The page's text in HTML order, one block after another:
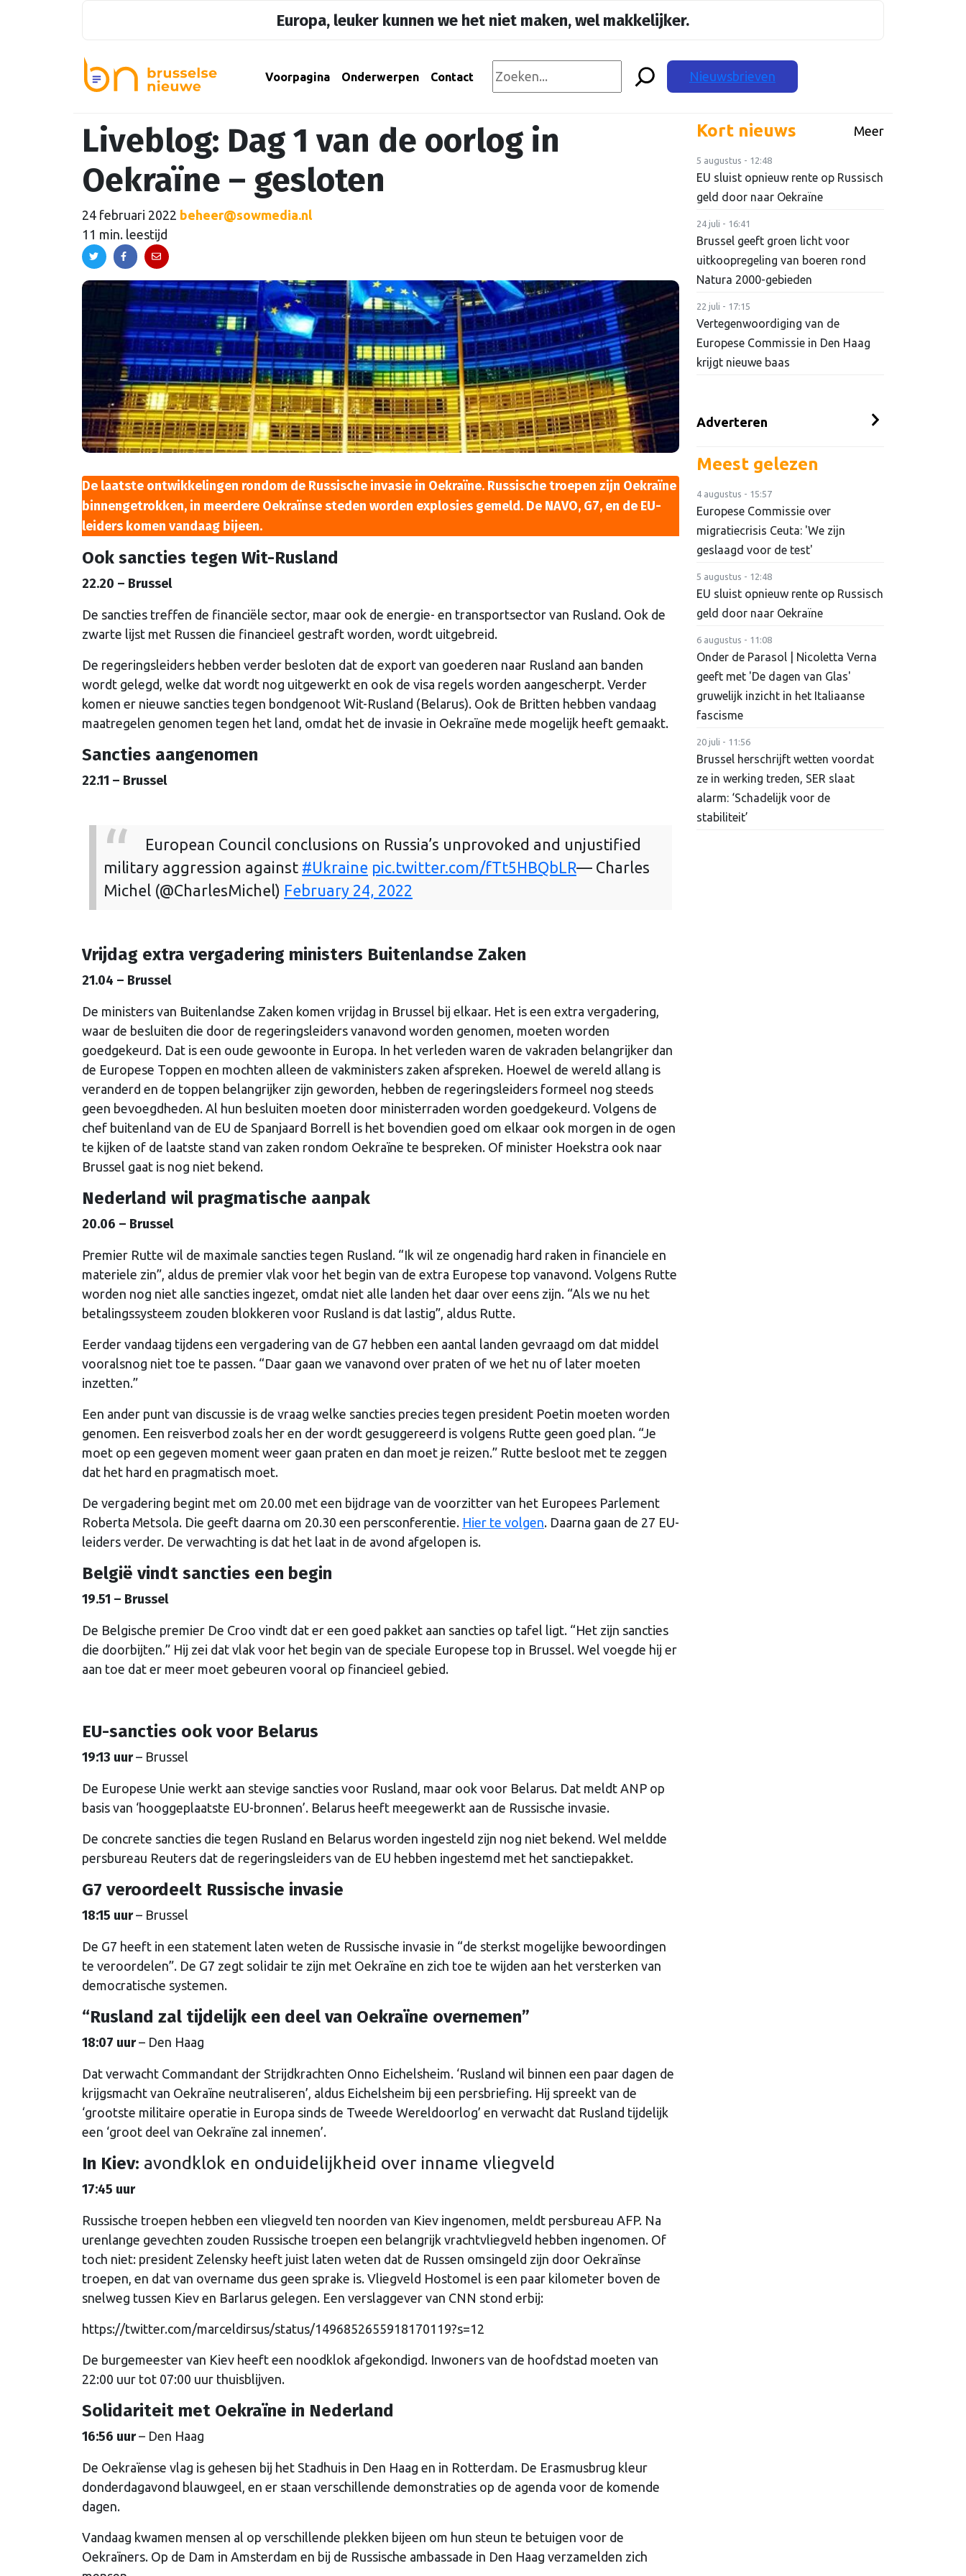
Europa, leuker kunnen we het niet maken, wel makkelijker.
Voorpagina Onderwerpen Contact Nieuwsbrieven
Liveblog: Dag 1 van de oorlog in
Oekraïne – gesloten
24 februari 2022 beheer@sowmedia.nl
11 min. leestijd
De laatste ontwikkelingen rondom de Russische invasie in Oekraïne. Russische troepen zijn Oekraïne
binnengetrokken, in meerdere Oekraïnse steden worden explosies gemeld. De NAVO, G7, en de EU-
leiders komen vandaag bijeen.
Ook sancties tegen Wit-Rusland
22.20 – Brussel
De sancties treffen de financiële sector, maar ook de energie- en transportsector van Rusland. Ook de
zwarte lijst met Russen die financieel gestraft worden, wordt uitgebreid.
De regeringsleiders hebben verder besloten dat de export van goederen naar Rusland aan banden
wordt gelegd, welke dat wordt nog uitgewerkt en ook de visa regels worden aangescherpt. Verder
komen er nieuwe sancties tegen bondgenoot Wit-Rusland (Belarus). Ook de Britten hebben vandaag
maatregelen genomen tegen het land, omdat het de invasie in Oekraïne mede mogelijk heeft gemaakt.
Sancties aangenomen
22.11 – Brussel
European Council conclusions on Russia’s unprovoked and unjustified
military aggression against #Ukraine pic.twitter.com/fTt5HBQbLR— Charles
Michel (@CharlesMichel) February 24, 2022
Vrijdag extra vergadering ministers Buitenlandse Zaken
21.04 – Brussel
De ministers van Buitenlandse Zaken komen vrijdag in Brussel bij elkaar. Het is een extra vergadering,
waar de besluiten die door de regeringsleiders vanavond worden genomen, moeten worden
goedgekeurd. Dat is een oude gewoonte in Europa. In het verleden waren de vakraden belangrijker dan
de Europese Toppen en mochten alleen de vakministers zaken afspreken. Hoewel de wereld allang is
veranderd en de toppen belangrijker zijn geworden, hebben de regeringsleiders formeel nog steeds
geen bevoegdheden. Al hun besluiten moeten door ministerraden worden goedgekeurd. Volgens de
chef buitenland van de EU de Spanjaard Borrell is het bovendien goed om elkaar ook morgen in de ogen
te kijken of de laatste stand van zaken rondom Oekraïne te bespreken. Of minister Hoekstra ook naar
Brussel gaat is nog niet bekend.
Nederland wil pragmatische aanpak
20.06 – Brussel
Premier Rutte wil de maximale sancties tegen Rusland. “Ik wil ze ongenadig hard raken in financiele en
materiele zin”, aldus de premier vlak voor het begin van de extra Europese top vanavond. Volgens Rutte
worden nog niet alle sancties ingezet, omdat niet alle landen het daar over eens zijn. “Als we nu het
betalingssysteem zouden blokkeren voor Rusland is dat lastig”, aldus Rutte.
Eerder vandaag tijdens een vergadering van de G7 hebben een aantal landen gevraagd om dat middel
vooralsnog niet toe te passen. “Daar gaan we vanavond over praten of we het nu of later moeten
inzetten.”
Een ander punt van discussie is de vraag welke sancties precies tegen president Poetin moeten worden
genomen. Een reisverbod zoals her en der wordt gesuggereerd is volgens Rutte geen goed plan. “Je
moet op een gegeven moment weer gaan praten en dan moet je reizen.” Rutte besloot met te zeggen
dat het hard en pragmatisch moet.
De vergadering begint met om 20.00 met een bijdrage van de voorzitter van het Europees Parlement
Roberta Metsola. Die geeft daarna om 20.30 een persconferentie. Hier te volgen. Daarna gaan de 27 EU-
leiders verder. De verwachting is dat het laat in de avond afgelopen is.
België vindt sancties een begin
19.51 – Brussel
De Belgische premier De Croo vindt dat er een goed pakket aan sancties op tafel ligt. “Het zijn sancties
die doorbijten.” Hij zei dat vlak voor het begin van de speciale Europese top in Brussel. Wel voegde hij er
aan toe dat er meer moet gebeuren vooral op financieel gebied.
EU-sancties ook voor Belarus
19:13 uur– Brussel
De Europese Unie werkt aan stevige sancties voor Rusland, maar ook voor Belarus. Dat meldt ANP op
basis van ‘hooggeplaatste EU-bronnen’. Belarus heeft meegewerkt aan de Russische invasie.
De concrete sancties die tegen Rusland en Belarus worden ingesteld zijn nog niet bekend. Wel meldde
persbureau Reuters dat de regeringsleiders van de EU hebben ingestemd met het sanctiepakket.
G7 veroordeelt Russische invasie
18:15 uur– Brussel
De G7 heeft in een statement laten weten de Russische invasie in “de sterkst mogelijke bewoordingen
te veroordelen”. De G7 zegt solidair te zijn met Oekraïne en zich toe te wijden aan het versterken van
democratische systemen.
“Rusland zal tijdelijk een deel van Oekraïne overnemen”
18:07 uur– Den Haag
Dat verwacht Commandant der Strijdkrachten Onno Eichelsheim. ‘Rusland wil binnen een paar dagen de
krijgsmacht van Oekraïne neutraliseren’, aldus Eichelsheim bij een persbriefing. Hij spreekt van de
‘grootste militaire operatie in Europa sinds de Tweede Wereldoorlog’ en verwacht dat Rusland tijdelijk
een ‘groot deel van Oekraïne zal innemen’.
In Kiev: avondklok en onduidelijkheid over inname vliegveld
17:45 uur
Russische troepen hebben een vliegveld ten noorden van Kiev ingenomen, meldt persbureau AFP. Na
urenlange gevechten zouden Russische troepen een belangrijk vrachtvliegveld hebben ingenomen. Of
toch niet: president Zelensky heeft juist laten weten dat de Russen omsingeld zijn door Oekraïnse
troepen, en dat van overname dus geen sprake is. Vliegveld Hostomel is een paar kilometer boven de
snelweg tussen Kiev en Barlarus gelegen. Een verslaggever van CNN stond erbij:
https://twitter.com/marceldirsus/status/1496852655918170119?s=12
De burgemeester van Kiev heeft een noodklok afgekondigd. Inwoners van de hoofdstad moeten van
22:00 uur tot 07:00 uur thuisblijven.
Solidariteit met Oekraïne in Nederland
16:56 uur– Den Haag
De Oekraïense vlag is gehesen bij het Stadhuis in Den Haag en in Rotterdam. De Erasmusbrug kleur
donderdagavond blauwgeel, en er staan verschillende demonstraties op de agenda voor de komende
dagen.
Vandaag kwamen mensen al op verschillende plekken bijeen om hun steun te betuigen voor de
Oekraïners. Op de Dam in Amsterdam en bij de Russische ambassade in Den Haag verzamelden zich
Kort nieuws Meer
5 augustus - 12:48
EU sluist opnieuw rente op Russisch
geld door naar Oekraïne
24 juli - 16:41
Brussel geeft groen licht voor
uitkoopregeling van boeren rond
Natura 2000-gebieden
22 juli - 17:15
Vertegenwoordiging van de
Europese Commissie in Den Haag
krijgt nieuwe baas
Adverteren
Meest gelezen
4 augustus - 15:57
Europese Commissie over
migratiecrisis Ceuta: 'We zijn
geslaagd voor de test'
5 augustus - 12:48
EU sluist opnieuw rente op Russisch
geld door naar Oekraïne
6 augustus - 11:08
Onder de Parasol | Nicoletta Verna
geeft met 'De dagen van Glas'
gruwelijk inzicht in het Italiaanse
fascisme
20 juli - 11:56
Brussel herschrijft wetten voordat
ze in werking treden, SER slaat
alarm: ‘Schadelijk voor de
stabiliteit’